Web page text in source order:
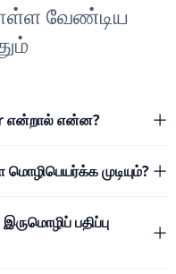
வேண்டிய
என்றால் என்ன?
முடியும்?
பதிப்பு